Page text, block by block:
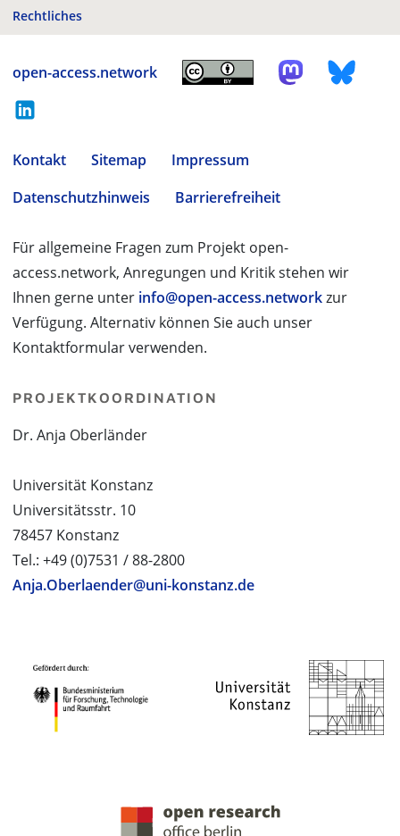
Rechtliches
open-access.network
Kontakt Sitemap
Impressum
Datenschutzhinweis
Barrierefreiheit
Für allgemeine Fragen zum Projekt open-
access.network, Anregungen und Kritik stehen wir
Ihnen gerne unter info@open-access.networkzur
Verfügung. Alternativ können Sie auch unser
Kontaktformular verwenden.
PROJEKTKOORDINATION
Dr. Anja Oberländer
Universität Konstanz
Universitätsstr. 10
78457 Konstanz
Tel.: +49 (0)7531 / 88-2800
Anja.Oberlaender@uni-konstanz.de